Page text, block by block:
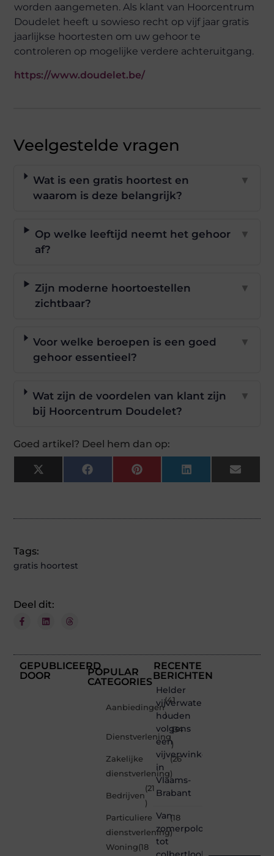
worden aangemeten. Als klant van Hoorcentrum
Doudelet heeft u sowieso recht op vijf jaar gratis
jaarlijkse hoortesten om uw gehoor te
controleren op mogelijke verdere achteruitgang.
https://www.doudelet.be/
Veelgestelde vragen
Wat is een gratis hoortest en
waarom is deze belangrijk?
▼
Op welke leeftijd neemt het gehoor
af?
▼
Zijn moderne hoortoestellen
zichtbaar?
▼
Voor welke beroepen is een goed
gehoor essentieel?
▼
Wat zijn de voordelen van klant zijn
bij Hoorcentrum Doudelet?
▼
Goed artikel? Deel hem dan op:
X
(Twitter)
FacebookPinterestLinkedInEmail
Tags:
gratis hoortest
Deel dit:
GEPUBLICEERD
DOOR
POPULAR
CATEGORIES
Aanbiedingen
(41
)
Dienstverlening
(34
)
Zakelijke
dienstverlening
(26
)
Bedrijven
(21
)
Particuliere
dienstverlening
(18
)
Woning(18
RECENTE
BERICHTEN
Helder
vijverwater
houden
volgens
een
vijverwinkel
in
Vlaams-
Brabant
Van
zomerpolo
tot